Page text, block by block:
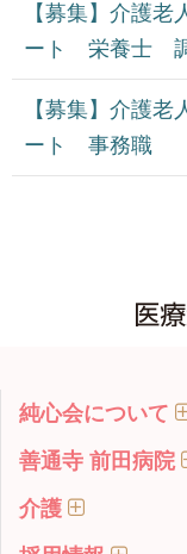
【募集】介護
ート 栄養士
【募集】介護
ート 事務職
純心会について
善通寺 前田病院
介護